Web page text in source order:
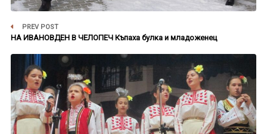
PREV POST
НА ИВАНОВДЕН В ЧЕЛОПЕЧ Къпаха булка и младоженец